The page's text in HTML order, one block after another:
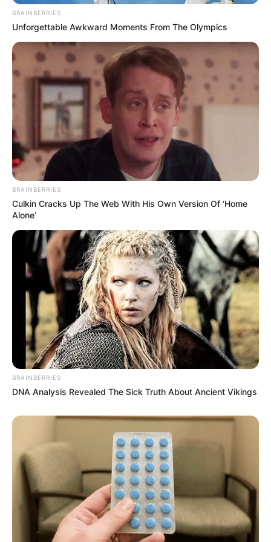
funcional e à valorização profissional.
💪Apoio das entidades e representação da base nos estados
O vídeo divulgado também contou com a participação de
Paulo Siqueira
, representante da Ademacen/BA, que destacou a
importância do apoio parlamentar para o avanço da proposta no
Senado. Segundo ele, a mobilização nacional segue firme e
confiante na aprovação da PEC ainda este ano. Entre os efeitos
positivos apontados pelas entidades representativas, estão:
💠 Fortalecimento da luta nacional unificada dos ACS e ACE
💠 Ampliação do diálogo institucional com o Congresso Nacional
💠 Pressão legítima para acelerar a tramitação no Senado
💠 Reconhecimento político da importância estratégica da categoria
Tramitação no Senado e expectativas para 2026
Com a PEC já aprovada na Câmara dos Deputados,o foco agora
BRAINBERRIES
Unforgettable Awkward Moments From The Olympics
BRAINBERRIES
Culkin Cracks Up The Web With His Own Version Of ‘Home
Alone’
BRAINBERRIES
DNA Analysis Revealed The Sick Truth About Ancient Vikings